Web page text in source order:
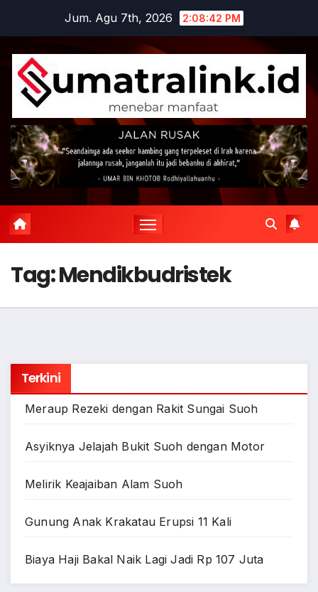
content
Jum. Agu 7th, 2026 2:08:42 PM
Tag:Mendikbudristek
Terkini
Meraup Rezeki dengan Rakit Sungai Suoh
Asyiknya Jelajah Bukit Suoh dengan Motor
Melirik Keajaiban Alam Suoh
Gunung Anak Krakatau Erupsi 11 Kali
Biaya Haji Bakal Naik Lagi Jadi Rp 107 Juta